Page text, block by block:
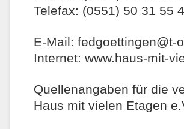
Telefax: (0551) 50 31 55 4
E-Mail: fedgoettingen@t-
Internet: www.haus-mit-
Quellenangaben für die
Haus mit vielen Etagen